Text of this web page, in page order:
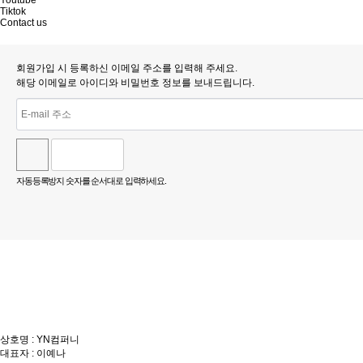
Tiktok
Contact us
회원가입 시 등록하신 이메일 주소를 입력해 주세요.
해당 이메일로 아이디와 비밀번호 정보를 보내드립니다.
자동등록방지 숫자를 순서대로 입력하세요.
상호명 : YN컴퍼니
대표자 : 이예나